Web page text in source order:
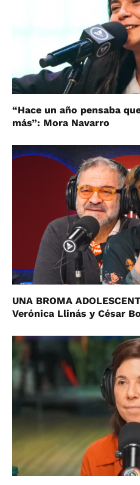
“Hace un año pensaba
más”: Mora Navarro
UNA BROMA
Verónica Llinás y César